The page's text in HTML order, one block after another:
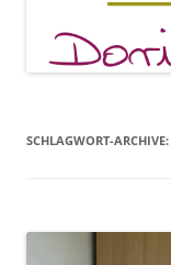
SCHLAGWORT-ARCHIVE: